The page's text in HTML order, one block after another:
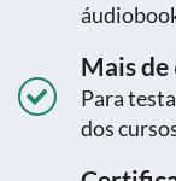
Mais
Para
dos